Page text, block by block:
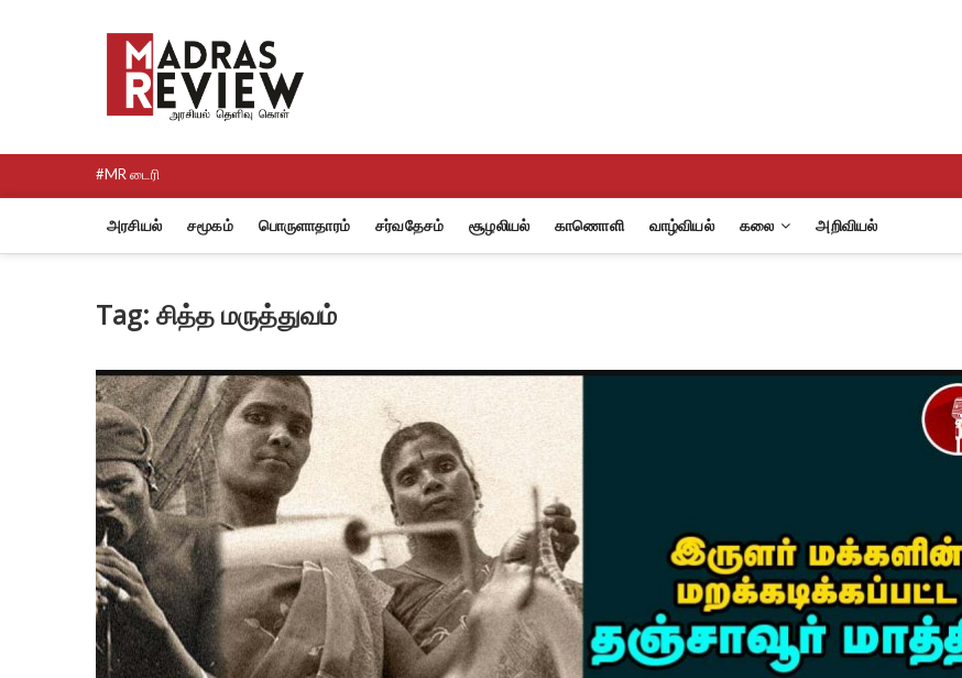
Madras Review
#MR டைரி
அரசியல் சமூகம் பொருளாதாரம் சர்வதேசம் சூழலியல் காணொளி வாழ்வியல் கலை அறிவியல்
Tag: சித்த மருத்துவம்